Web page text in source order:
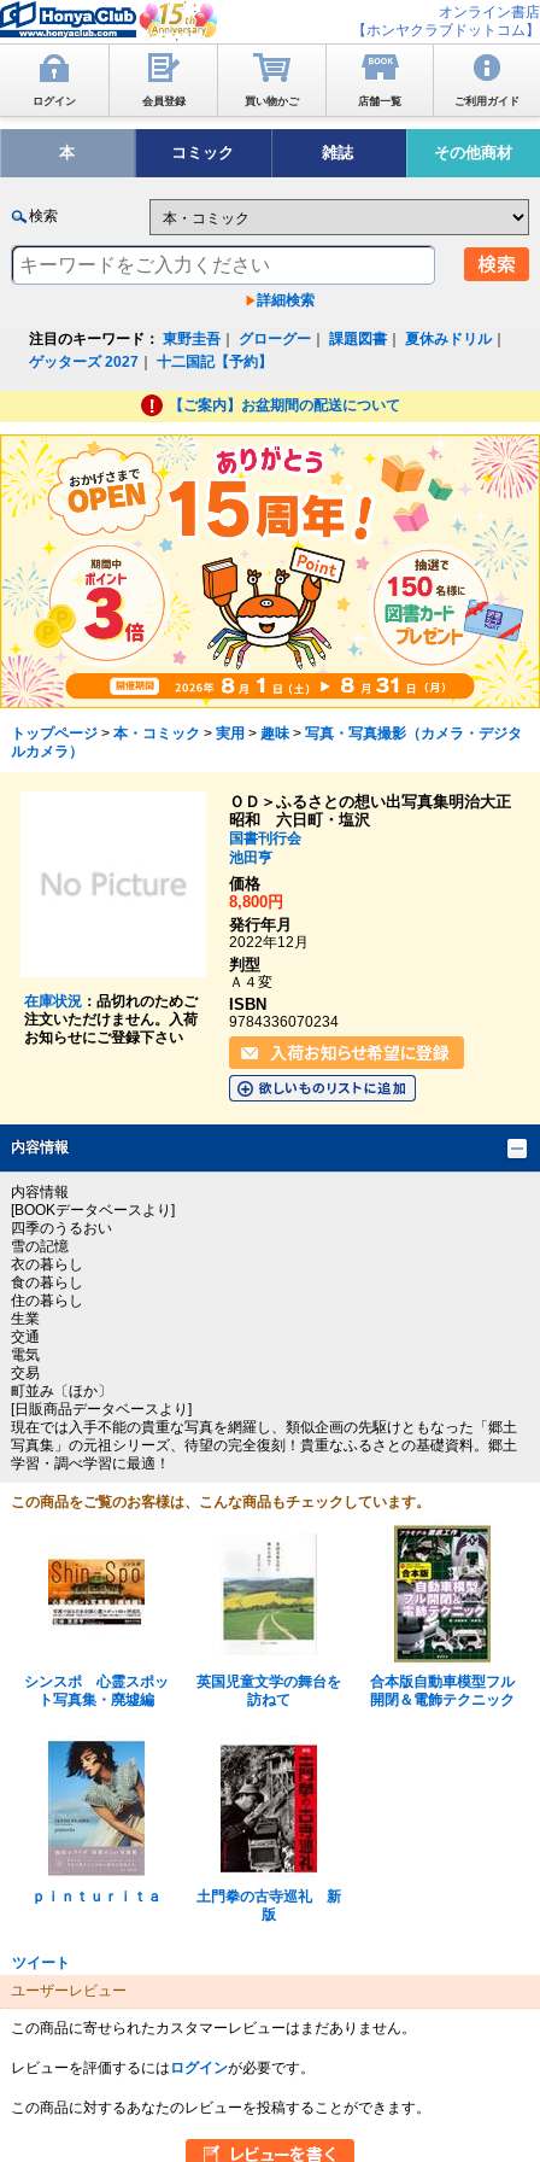
オンライン書店
【ホンヤクラブドットコム】
ログイン 会員登録 買い物かご 店舗一覧 ご利用ガイド
本 コミック 雑誌 その他商材
検索
詳細検索
注目のキーワード： 東野圭吾 グローグー ｜課題図書 ｜夏休みドリル｜
ゲッターズ 2027 ｜十二国記【予約】
【ご案内】お盆期間の配送について
トップページ> 本・コミック > 実用 > 趣味> 写真・写真撮影（カメラ・デジタ
ルカメラ）
在庫状況：品切れのためご
注文いただけません。入荷
お知らせにご登録下さい
ＯＤ＞ふるさとの想い出写真集明治大正
昭和 六日町・塩沢
国書刊行会
池田亨
価格
8,800円
発行年月
2022年12月
判型
Ａ４変
ISBN
9784336070234
内容情報
内容情報
[BOOKデータベースより]
四季のうるおい
雪の記憶
衣の暮らし
食の暮らし
住の暮らし
生業
交通
電気
交易
町並み〔ほか〕
[日販商品データベースより]
現在では入手不能の貴重な写真を網羅し、類似企画の先駆けともなった「郷土
写真集」の元祖シリーズ、待望の完全復刻！貴重なふるさとの基礎資料。郷土
学習・調べ学習に最適！
この商品をご覧のお客様は、こんな商品もチェックしています。
シンスポ 心霊スポッ
ト写真集・廃墟編
英国児童文学の舞台を
訪ねて
合本版自動車模型フル
開閉＆電飾テクニック
ｐｉｎｔｕｒｉｔａ
土門拳の古寺巡礼 新
版
ツイート
ユーザーレビュー
この商品に寄せられたカスタマーレビューはまだありません。
レビューを評価するには ログインが必要です。
この商品に対するあなたのレビューを投稿することができます。